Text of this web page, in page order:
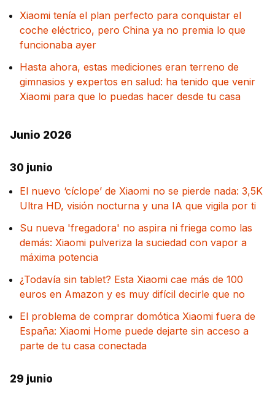
Xiaomi tenía el plan perfecto para conquistar el
coche eléctrico, pero China ya no premia lo que
funcionaba ayer
Hasta ahora, estas mediciones eran terreno de
gimnasios y expertos en salud: ha tenido que venir
Xiaomi para que lo puedas hacer desde tu casa
Junio 2026
30 junio
El nuevo ‘cíclope’ de Xiaomi no se pierde nada: 3,5K
Ultra HD, visión nocturna y una IA que vigila por ti
Su nueva 'fregadora' no aspira ni friega como las
demás: Xiaomi pulveriza la suciedad con vapor a
máxima potencia
¿Todavía sin tablet? Esta Xiaomi cae más de 100
euros en Amazon y es muy difícil decirle que no
El problema de comprar domótica Xiaomi fuera de
España: Xiaomi Home puede dejarte sin acceso a
parte de tu casa conectada
29 junio